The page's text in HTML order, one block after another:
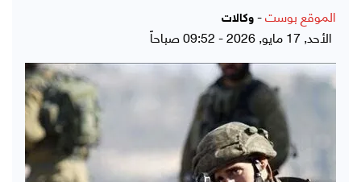
الموقع بوست- وكالات
الأحد, 17 مايو, 2026 - 09:52 صباحاً